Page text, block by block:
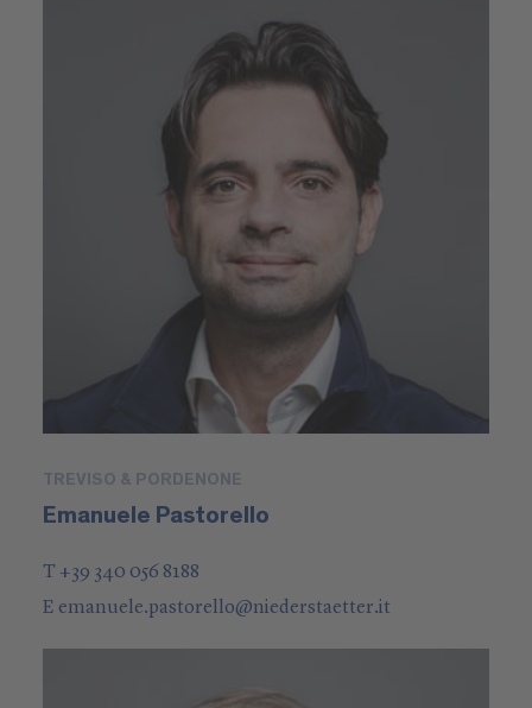
TREVISO & PORDENONE
Emanuele Pastorello
T +39 340 056 8188
E emanuele.pastorello@niederstaetter.it